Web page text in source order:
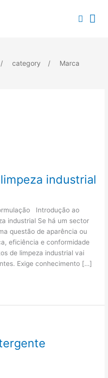
/ category / Marca
industrial
Introdução ao
industrial Se há um sector
questão de aparência ou
eficiência e conformidade
de limpeza industrial vai
Exige conhecimento […]